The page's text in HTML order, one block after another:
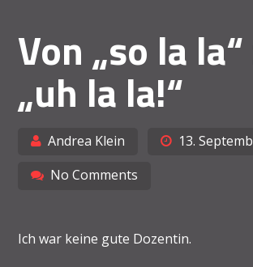
Von „so la
„uh la la!“
Andrea Klein
13.
No Comments
Ich war keine gute Dozentin.